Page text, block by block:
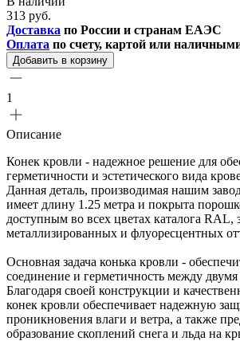
313 руб.
Доставка по России и странам ЕАЭС
Оплата по счету, картой или
Добавить в корзину
1
Описание
Конек кровли - надежное решение для
герметичности и эстетического вида
Данная деталь, производимая нашим
имеет длину 1.25 метра и покрыта
доступным во всех цветах каталога RAL,
металлизированных и флуоресцентных
Основная задача конька кровли -
соединение и герметичность между
Благодаря своей конструкции и
конек кровли обеспечивает надежную
проникновения влаги и ветра, а также
образование скоплений снега и льда на